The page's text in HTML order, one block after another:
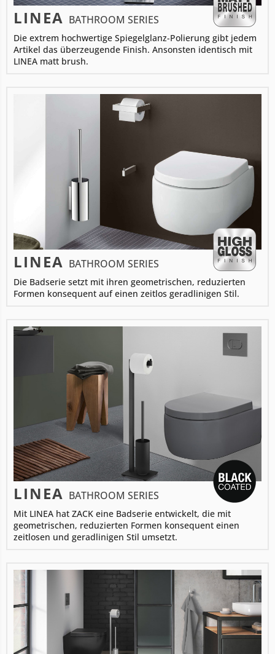
LINEA BATHROOM SERIES
Die extrem hochwertige Spiegelglanz-Polierung gibt jedem
Artikel das überzeugende Finish. Ansonsten identisch mit
LINEA matt brush.
LINEA BATHROOM SERIES
Die Badserie setzt mit ihren geometrischen, reduzierten
Formen konsequent auf einen zeitlos geradlinigen Stil.
LINEA BATHROOM SERIES
Mit LINEA hat ZACK eine Badserie entwickelt, die mit
geometrischen, reduzierten Formen konsequent einen
zeitlosen und geradlinigen Stil umsetzt.